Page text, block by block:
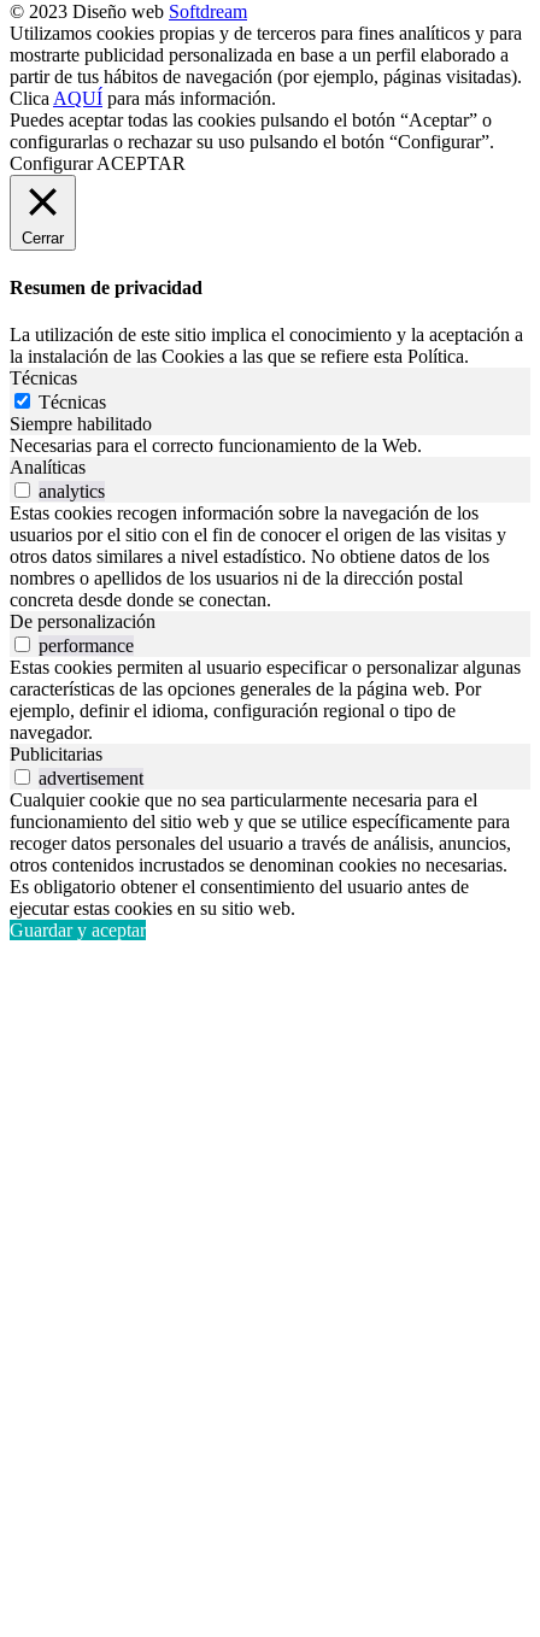
© 2023 Diseño web Softdream
Utilizamos cookies propias y de terceros para fines analíticos y para
mostrarte publicidad personalizada en base a un perfil elaborado a
partir de tus hábitos de navegación (por ejemplo, páginas visitadas).
ClicaAQUÍ para más información.
Puedes aceptar todas las cookies pulsando el botón “Aceptar” o
configurarlas o rechazar su uso pulsando el botón “Configurar”.
ConfigurarACEPTAR
Cerrar
Resumen de privacidad
La utilización de este sitio implica el conocimiento y la aceptación a
la instalación de las Cookies a las que se refiere esta Política.
Técnicas
Técnicas
Siempre habilitado
Necesarias para el correcto funcionamiento de la Web.
Analíticas
analytics
Estas cookies recogen información sobre la navegación de los
usuarios por el sitio con el fin de conocer el origen de las visitas y
otros datos similares a nivel estadístico. No obtiene datos de los
nombres o apellidos de los usuarios ni de la dirección postal
concreta desde donde se conectan.
De personalización
performance
Estas cookies permiten al usuario especificar o personalizar algunas
características de las opciones generales de la página web. Por
ejemplo, definir el idioma, configuración regional o tipo de
navegador.
Publicitarias
advertisement
Cualquier cookie que no sea particularmente necesaria para el
funcionamiento del sitio web y que se utilice específicamente para
recoger datos personales del usuario a través de análisis, anuncios,
otros contenidos incrustados se denominan cookies no necesarias.
Es obligatorio obtener el consentimiento del usuario antes de
ejecutar estas cookies en su sitio web.
Guardar y aceptar